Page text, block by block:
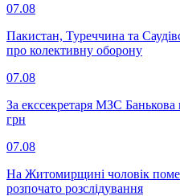
07.08
Пакистан, Туреччина та
про колективну оборону
07.08
За екссекретаря МЗС Банькова
грн
07.08
На Житомирщині чоловік
розпочато розслідування